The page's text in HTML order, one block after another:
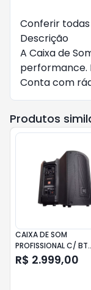
Conferir
Descrição
A Caixa de
performance.
Conta com
Produtos
CAIXA DE SOM
PROFISSIONAL C/ BT
250WTS JBL MAX 10
R$ 2.999,00